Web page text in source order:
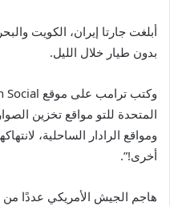
أبلغت جارتا إيران، الكويت
بدون طيار خلال الليل.
المتحدة للتو مواقع تخزين
ومواقع الرادار الساحلية،
أخرى!”.
هاجم الجيش الأمريكي عددًا من